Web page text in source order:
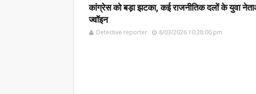
कांग्रेस को बड़ा झटका, कई राजनीतिक दलों के युवा
ज्वॉइन
Detective reporter 8/03/2026 10:28:00 pm